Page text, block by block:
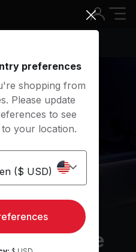
Up Ride
preferences
shopping from
Please update
to see
your location.